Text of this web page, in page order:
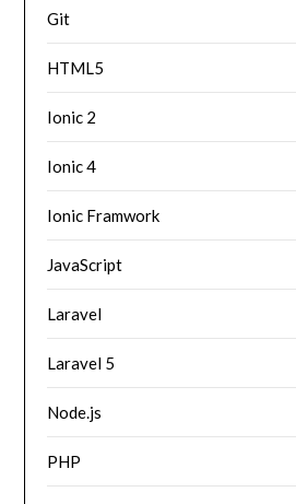
Git
HTML5
Ionic 2
Ionic 4
Ionic Framwork
JavaScript
Laravel
Laravel 5
Node.js
PHP